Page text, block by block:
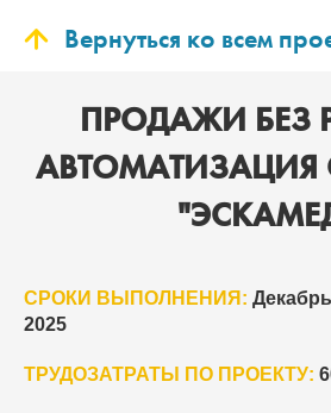
Вернуться ко всем
ПРОДАЖИ БЕЗ
АВТОМАТИЗАЦИЯ
СРОКИ ВЫПОЛНЕНИЯ:
2025
ТРУДОЗАТРАТЫ ПО ПРОЕКТУ: